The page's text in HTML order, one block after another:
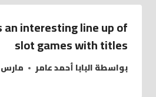
an interesting line up of
slot games with titles
بواسطةالبابا أحمد عامر مارس 10,